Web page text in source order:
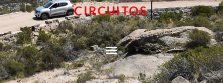
TURISMO